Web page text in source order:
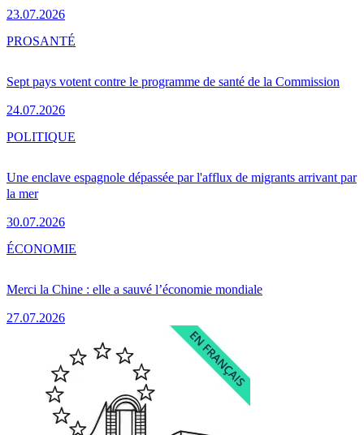
23.07.2026
Sept pays votent contre le programme de santé de la Commission
24.07.2026
PROSANTÉ
Une enclave espagnole dépassée par l'afflux de migrants arrivant par
la mer
30.07.2026
POLITIQUE
Merci la Chine : elle a sauvé l’économie mondiale
27.07.2026
ÉCONOMIE